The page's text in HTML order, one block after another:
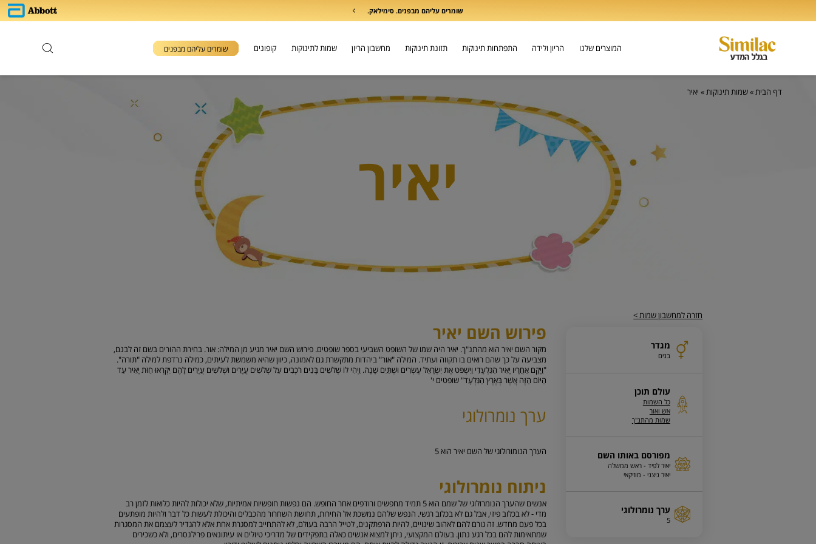
שומרים עליהם מבפנים. סימילאק.
המוצרים שלנו הריון ולידה התפתחות תינוקות תזונת תינוקות מחשבון הריון שמות לתינוקות קופונים שומרים עליהם מבפנים
יאיר
דף הבית»שמות תינוקות» יאיר
חזרה למחשבון שמות >
מגדר
בנים
עולם תוכן
כל השמות
אש ואור
שמות מהתנ"ך
מפורסם באותו השם
יאיר לפיד - ראש ממשלה
יאיר ניצני - מוזיקאי
ערך נומרולוגי
5
פירוש השם יאיר
מקור השם יאיר הוא מהתנ"ך. יאיר היה שמו של השופט השביעי בספר שופטים. פירוש השם יאיר מגיע מן המילה: אור. בחירת ההורים בשם זה לבנם,
מצביעה על כך שהם רואים בו תקווה ועתיד. המילה "אור" ביהדות מתקשרת גם לאמונה, כיוון שהיא משמשת לעיתים, כמילה נרדפת למילה "תורה".
"וַיָּקָם אַחֲרָיו יָאִיר הַגִּלְעָדִי וַיִּשְׁפֹּט אֶת יִשְׂרָאֵל עֶשְׂרִים וּשְׁתַּיִם שָׁנָה. וַיְהִי לוֹ שְׁלֹשִׁים בָּנִים רֹכְבִים עַל שְׁלֹשִׁים עֲיָרִים וּשְׁלֹשִׁים עֲיָרִים לָהֶם יִקְרְאוּ חַוֹּת יָאִיר עַד
הַיּוֹם הַזֶּה אֲשֶׁר בְּאֶרֶץ הַגִּלְעָד" שופטים י'
ערך נומרולוגי
הערך הנומורולוגי של השם יאיר הוא5
ניתוח נומרולוגי
אנשים שהערך הנומרולוגי של שמם הוא 5 תמיד מחפשים ורודפים אחר החופש. הם נפשות חופשיות אמיתיות, שלא יכולות להיות כלואות לזמן רב
מדי - לא בכלוב פיזי, אבל גם לא בכלוב רגשי. הנפש שלהם נמשכת אל החירות, תחושת השחרור מהכבלים והיכולת לעשות כל דבר ולהיות מופתעים
בכל פעם מחדש. זה גורם להם לאהוב שינויים, להיות הרפתקנים, לטייל הרבה בעולם, לא להתחייב למסגרת אחת אלא להגדיר לעצמם את המסגרות
שמתאימות להם בכל רגע נתון. בעולם המקצועי, ניתן למצוא אנשים כאלה בתפקידים של מדריכי טיולים או עיתונאים פרילנסרים, ולא כשכירים